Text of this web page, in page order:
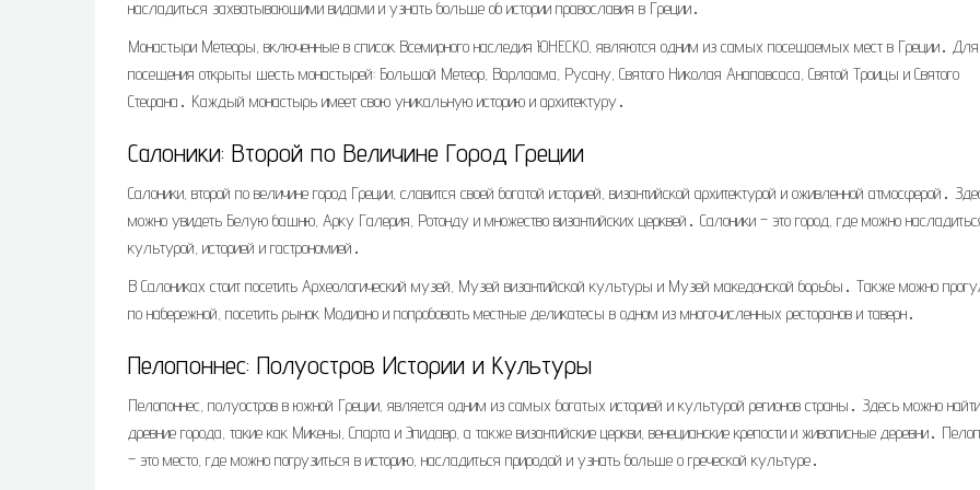
насладиться захватывающими видами и узнать больше об истории православия в Греции․
Монастыри Метеоры, включенные в список Всемирного наследия ЮНЕСКО, являются одним из самых посещаемых мест в Греции․ Для
посещения открыты шесть монастырей: Большой Метеор, Варлаама, Русану, Святого Николая Анапавсаса, Святой Троицы и Святого
Стефана․ Каждый монастырь имеет свою уникальную историю и архитектуру․
Салоники: Второй по Величине Город Греции
Салоники, второй по величине город Греции, славится своей богатой историей, византийской архитектурой и оживленной атмосферой․
можно увидеть Белую башню, Арку Галерия, Ротонду и множество византийских церквей․ Салоники – это город, где можно
культурой, историей и гастрономией․
В Салониках стоит посетить Археологический музей, Музей византийской культуры и Музей македонской борьбы․ Также можно
по набережной, посетить рынок Модиано и попробовать местные деликатесы в одном из многочисленных ресторанов и таверн․
Пелопоннес: Полуостров Истории и Культуры
Пелопоннес, полуостров в южной Греции, является одним из самых богатых историей и культурой регионов страны․ Здесь можно найти
древние города, такие как Микены, Спарта и Эпидавр, а также византийские церкви, венецианские крепости и живописные деревни․
– это место, где можно погрузиться в историю, насладиться природой и узнать больше о греческой культуре․